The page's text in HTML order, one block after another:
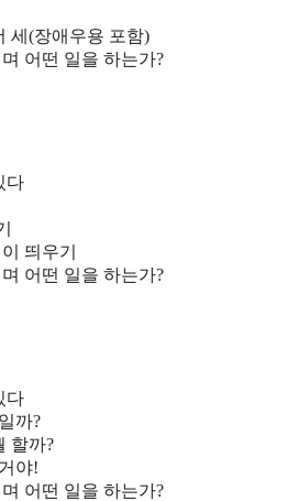
세(장애우용 포함)
어떤 일을 하는가?
다
띄우기
어떤 일을 하는가?
다
까?
할까?
야!
어떤 일을 하는가?